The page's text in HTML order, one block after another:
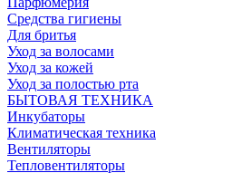
Средства гигиены
Для бритья
Уход за волосами
Уход за кожей
Уход за полостью рта
БЫТОВАЯ ТЕХНИКА
Инкубаторы
Климатическая техника
Вентиляторы
Тепловентиляторы